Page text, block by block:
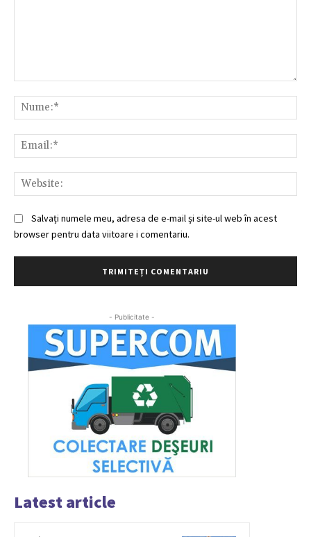
Salvați numele meu, adresa de e-mail și site-ul web în acest
browser pentru data viitoare i comentariu.
- Publicitate -
Latest article